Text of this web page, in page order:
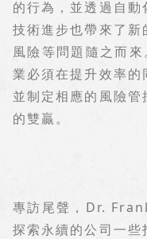
的行為，並透過自
技術進步也帶來了
風險等問題隨之而來
業必須在提升效率的
並制定相應的風險
的雙贏。
專訪尾聲， Dr.
探索永續的公司一